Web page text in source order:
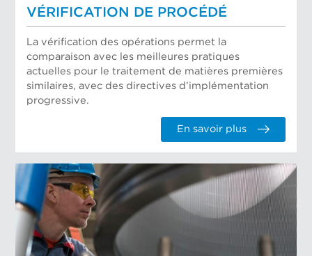
VÉRIFICATION DE PROCÉDÉ
La vérification des opérations permet la
comparaison avec les meilleures pratiques
actuelles pour le traitement de matières premières
similaires, avec des directives d’implémentation
progressive.
En savoir plus